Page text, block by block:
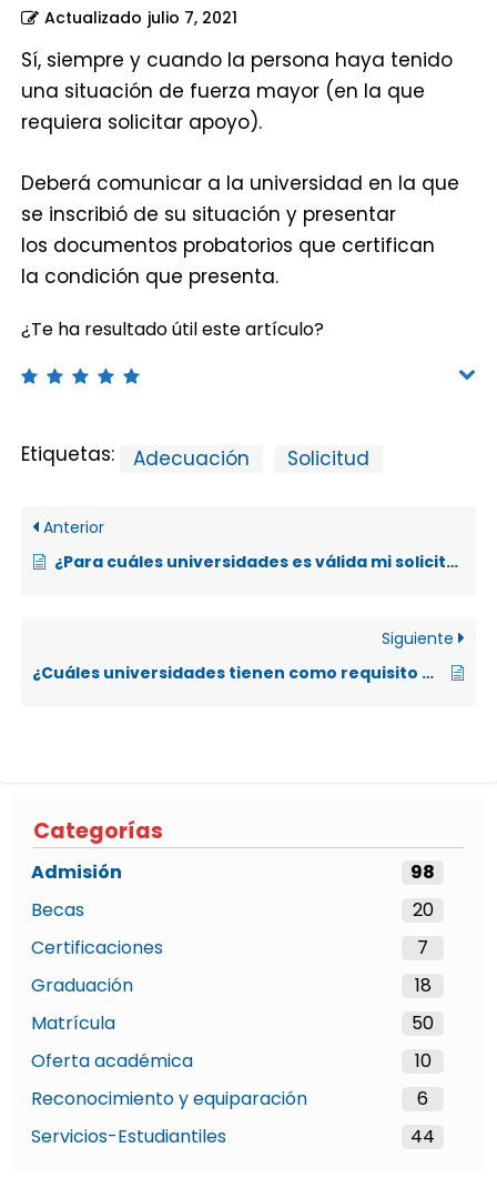
Categorías
Admisión
98
Becas
20
Certificaciones
7
Graduación
18
Matrícula
50
Oferta académica
10
Reconocimiento y equiparación
6
Servicios-Estudiantiles
44
Actualizado julio 7, 2021
Sí, siempre y cuando la persona haya tenido
una situación de fuerza mayor (en la que
requiera solicitar apoyo).
Deberá comunicar a la universidad en la que
se inscribió de su situación y presentar
los documentos probatorios que certifican
la condición que presenta.
¿Te ha resultado útil este artículo?
Etiquetas: Adecuación Solicitud
Anterior
¿Para cuáles universidades es válida mi solicitud de apoyo (adecuación)?
Siguiente
¿Cuáles universidades tienen como requisito el examen de admisión?